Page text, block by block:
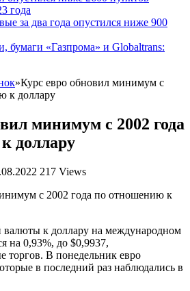
года
за два года опустился ниже 900
бумаги «Газпрома» и Globaltrans:
»Курс евро обновил минимум с
к доллару
минимум с 2002 года
доллару
217 Views
валюты к доллару на международном
на 0,93%, до $0,9937,
торгов. В понедельник евро
в последний раз наблюдались в